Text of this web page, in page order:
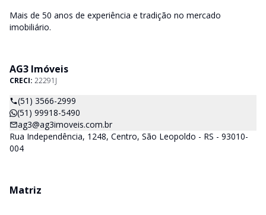
Mais de 50 anos de experiência e tradição no mercado
imobiliário.
AG3 Imóveis
CRECI: 22291J
(51) 3566-2999
(51) 99918-5490
ag3@ag3imoveis.com.br
Rua Independência, 1248, Centro, São Leopoldo - RS - 93010-
004
Matriz